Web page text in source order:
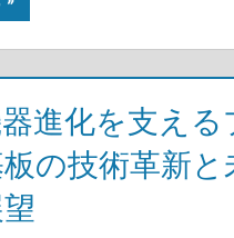
進化を支える
の技術革新と